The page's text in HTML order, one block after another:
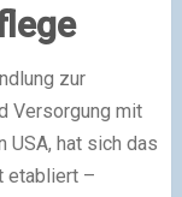
zur
Versorgung mit
hat sich das
etabliert –